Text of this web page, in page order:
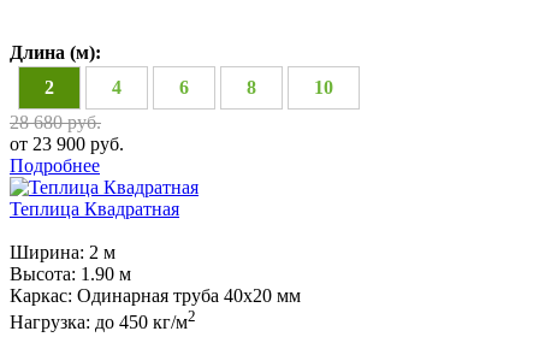
Длина (м):
2
4 6 8
10
28 680 руб.
от 23 900 руб.
Подробнее
Теплица Квадратная
Ширина: 2 м
Высота: 1.90 м
Каркас: Одинарная труба 40х20 мм
Нагрузка: до 450 кг/м2